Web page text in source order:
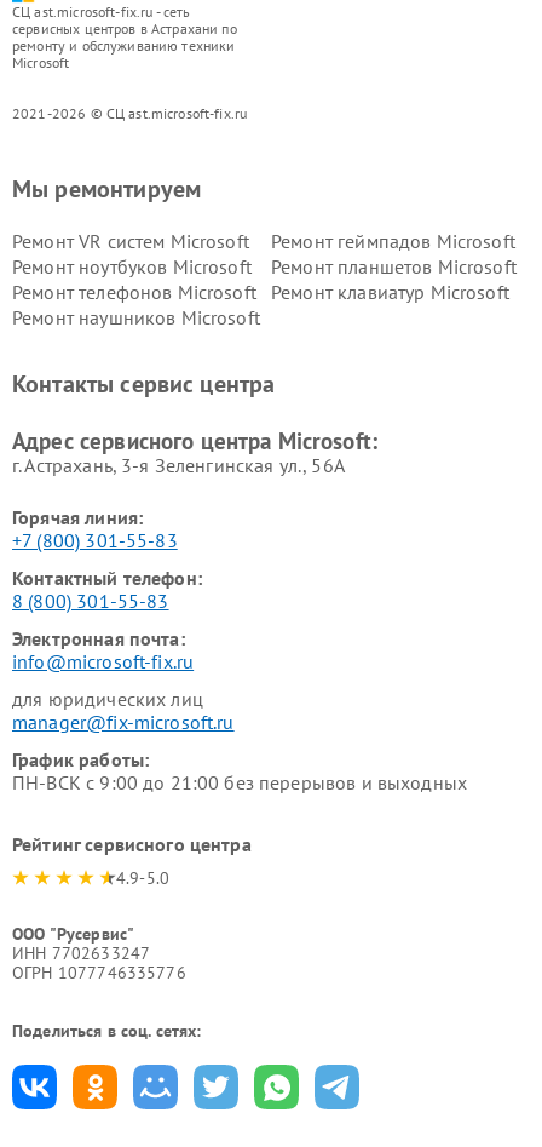
СЦ ast.microsoft-fix.ru - сеть
сервисных центров в Астрахани по
ремонту и обслуживанию техники
Microsoft
2021-2026 © СЦ ast.microsoft-fix.ru
Мы ремонтируем
Ремонт VR систем Microsoft
Ремонт геймпадов Microsoft
Ремонт ноутбуков Microsoft
Ремонт планшетов Microsoft
Ремонт телефонов Microsoft
Ремонт клавиатур Microsoft
Ремонт наушников Microsoft
Контакты сервис центра
Адрес сервисного центра Microsoft:
г. Астрахань, 3-я Зеленгинская ул., 56А
Горячая линия:
+7 (800) 301-55-83
Контактный телефон:
8 (800) 301-55-83
Электронная почта:
info@microsoft-fix.ru
для юридических лиц
manager@fix-microsoft.ru
График работы:
ПН-ВСК с 9:00 до 21:00 без перерывов и выходных
Рейтинг сервисного центра
4.9-5.0
ООО "Русервис"
ИНН 7702633247
ОГРН 1077746335776
Поделиться в соц. сетях: